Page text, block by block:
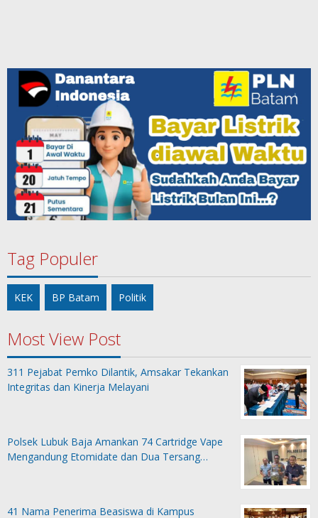
Tag Populer
KEK BP Batam Politik
Most View Post
311 Pejabat Pemko Dilantik, Amsakar Tekankan
Integritas dan Kinerja Melayani
Polsek Lubuk Baja Amankan 74 Cartridge Vape
Mengandung Etomidate dan Dua Tersang…
41 Nama Penerima Beasiswa di Kampus